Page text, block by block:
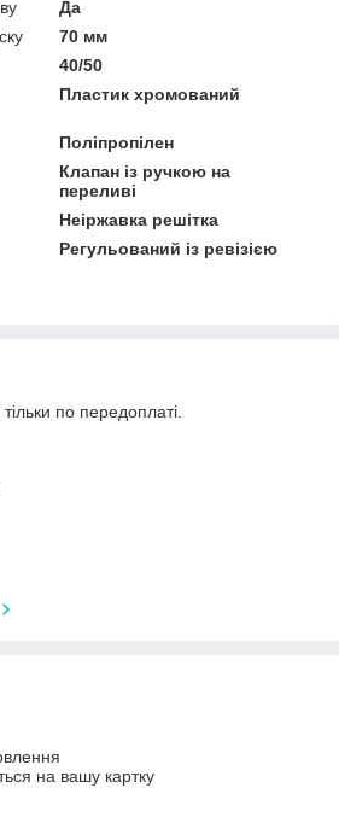
Да
70 мм
40/50
Пластик хромований
Поліпропілен
Клапан із ручкою на
переливі
Неіржавка решітка
Регульований із ревізією
по передоплаті.
на вашу картку